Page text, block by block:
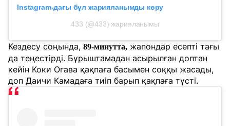
Instagram-дағы бұл жарияланымды көру
433 (@433) жарияланымы
Кездесу соңында, 89-минутта, жапондар есепті тағы
да теңестірді. Бұрыштамадан асырылған доптан
кейін Коки Огава қақпаға басымен соққы жасады,
доп Даичи Камадаға тиіп барып қақпаға түсті.